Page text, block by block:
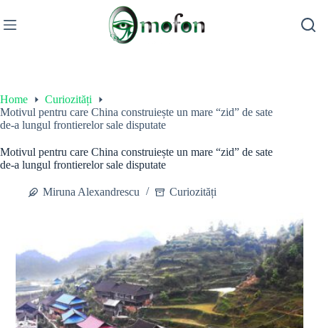
to
content
Home
Curiozități
Motivul pentru care China construiește un mare “zid” de sate
de-a lungul frontierelor sale disputate
Motivul pentru care China construiește un mare “zid” de sate
de-a lungul frontierelor sale disputate
Miruna Alexandrescu Curiozități